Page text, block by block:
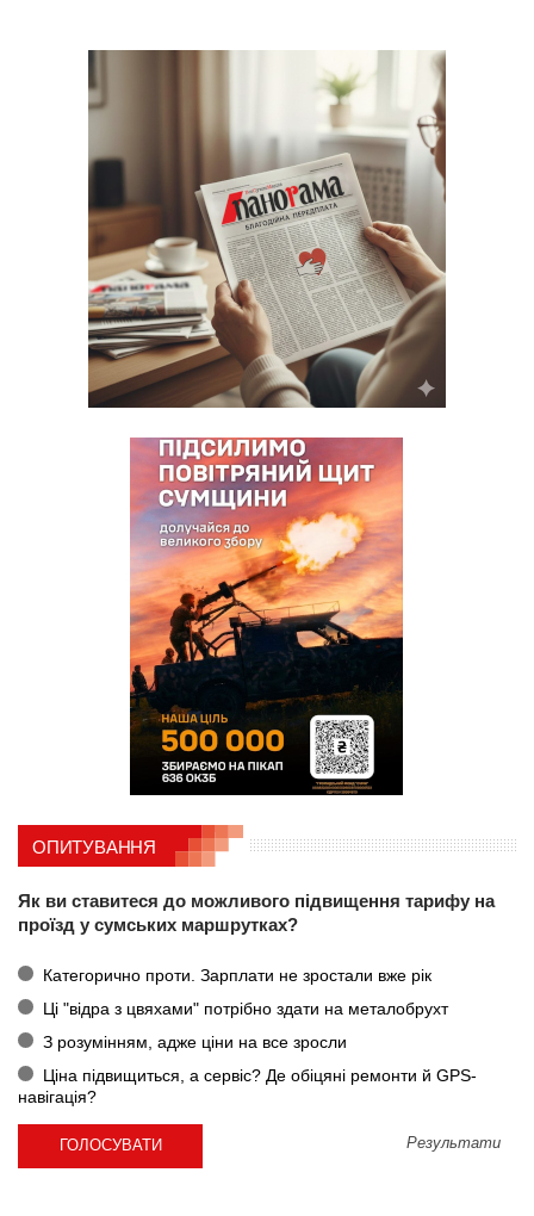
ОПИТУВАННЯ
Як ви ставитеся до можливого підвищення тарифу на
проїзд у сумських маршрутках?
Категорично проти. Зарплати не зростали вже рік
Ці "відра з цвяхами" потрібно здати на металобрухт
З розумінням, адже ціни на все зросли
Ціна підвищиться, а сервіс? Де обіцяні ремонти й GPS-
навігація?
Результати